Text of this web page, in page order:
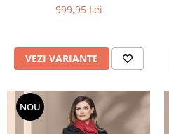
999,95 Lei
VEZI VARIANTE
NOU